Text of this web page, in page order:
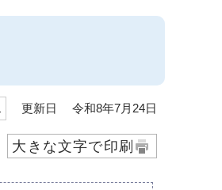
更新日 令和8年7月24日
大きな文字で印刷